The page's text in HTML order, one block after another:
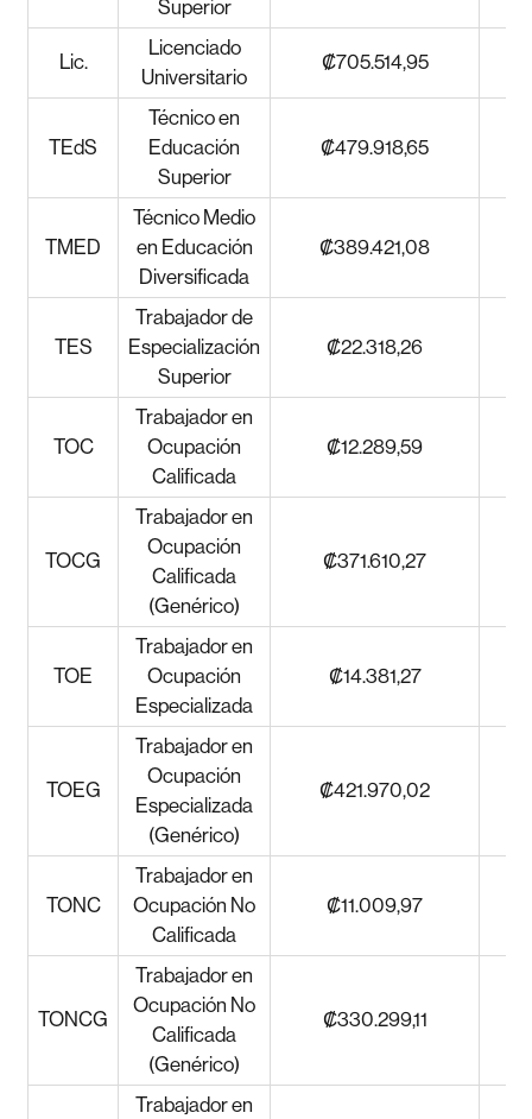
Superior
Lic.
Licenciado
Universitario
₡705.514,95
TEdS
Técnico en
Educación
Superior
₡479.918,65
TMED
Técnico Medio
en Educación
Diversificada
₡389.421,08
TES
Trabajador de
Especialización
Superior
₡22.318,26
TOC
Trabajador en
Ocupación
Calificada
₡12.289,59
TOCG
Trabajador en
Ocupación
Calificada
(Genérico)
₡371.610,27
TOE
Trabajador en
Ocupación
Especializada
₡14.381,27
TOEG
Trabajador en
Ocupación
Especializada
(Genérico)
₡421.970,02
TONC
Trabajador en
Ocupación No
Calificada
₡11.009,97
TONCG
Trabajador en
Ocupación No
Calificada
(Genérico)
₡330.299,11
Trabajador en